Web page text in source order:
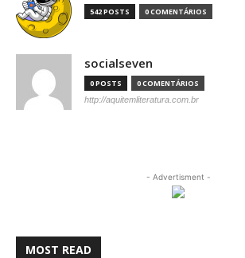
542 POSTS 0 COMENTÁRIOS
socialseven
0 POSTS 0 COMENTÁRIOS
http://aquitemliteratura.com.br
- Advertisment -
MOST READ